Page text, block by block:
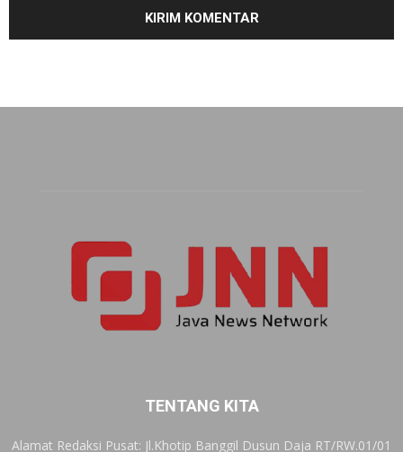
TENTANG KITA
Alamat Redaksi Pusat: Jl.Khotip Banggil Dusun Daja RT/RW.01/01